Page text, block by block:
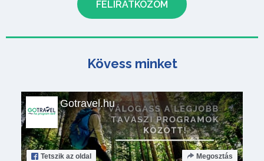
Kövess minket
Gotravel.hu
Tetszik az oldal Megosztás